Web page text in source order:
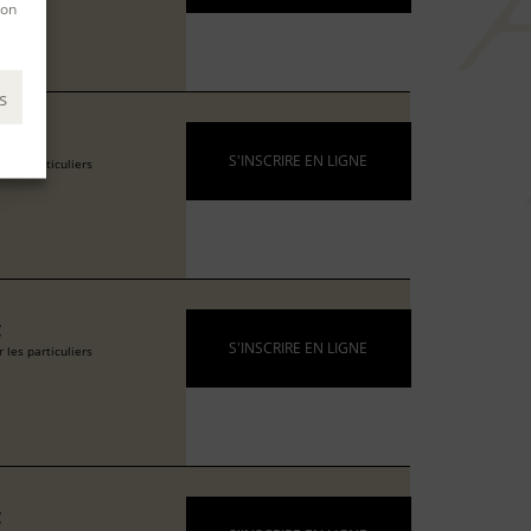
les particuliers S'INSCRIRE EN LIGNE
les particuliers S'INSCRIRE EN LIGNE